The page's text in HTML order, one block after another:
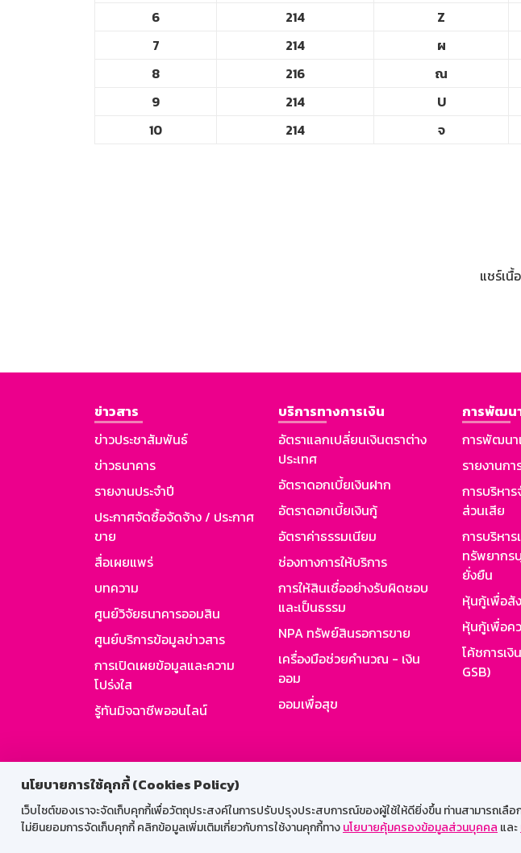
นโยบายการใช้คุกกี้ (Cookies Policy)
เว็บไซต์ของเราจะจัดเก็บคุกกี้เพื่อวัตถุประสงค์ในการปรับปรุงประสบการณ์ของผู้ใช้ให้ดียิ่งขึ้น ท่านสามารถเลื
ไม่ยินยอมการจัดเก็บคุกกี้ คลิกข้อมูลเพิ่มเติมเกี่ยวกับการใช้งานคุกกี้ทางนโยบายคุ้มครองข้อมูลส่วนบุคคล และ
6
214 Z
7
214 ผ
8
216 ณ
9
214 U
10
214 จ
แชร์เนื้
ข่าวสาร
ข่าวประชาสัมพันธ์
ข่าวธนาคาร
รายงานประจำปี
ประกาศจัดซื้อจัดจ้าง / ประกาศ
ขาย
สื่อเผยแพร่
บทความ
ศูนย์วิจัยธนาคารออมสิน
ศูนย์บริการข้อมูลข่าวสาร
การเปิดเผยข้อมูลและความ
โปร่งใส
รู้ทันมิจฉาชีพออนไลน์
บริการทางการเงิน
อัตราแลกเปลี่ยนเงินตราต่าง
ประเทศ
อัตราดอกเบี้ยเงินฝาก
อัตราดอกเบี้ยเงินกู้
อัตราค่าธรรมเนียม
ช่องทางการให้บริการ
การให้สินเชื่ออย่างรับผิดชอบ
และเป็นธรรม
NPA ทรัพย์สินรอการขาย
เครื่องมือช่วยคำนวณ - เงิน
ออม
ออมเพื่อสุข
การพัฒน
การพัฒนา
รายงานก
การบริหา
ส่วนเสีย
การบริหา
ทรัพยากร
ยั่งยืน
หุ้นกู้เพื่อสั
หุ้นกู้เพื่อค
โค้ชการเ
GSB)